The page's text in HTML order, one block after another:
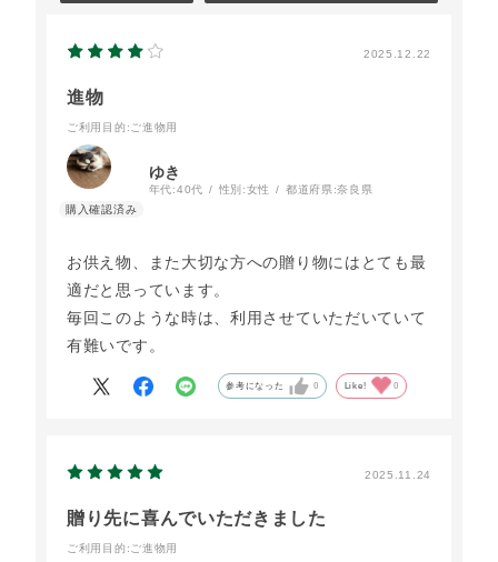
2025.12.22
進物
ご利用目的 :ご進物用
ゆき
年代:40代 性別:女性 都道府県:奈良県
お供え物、また大切な方への贈り物にはとても最
適だと思っています。
毎回このような時は、利用させていただいていて
有難いです。
参考になった 0 Like! 0
2025.11.24
贈り先に喜んでいただきました
ご利用目的 :ご進物用